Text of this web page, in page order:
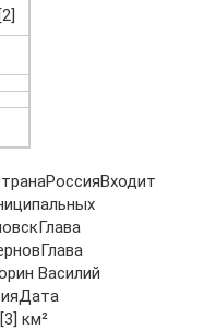
Василий
км²